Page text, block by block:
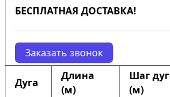
БЕСПЛАТНАЯ ДОСТАВКА!
Заказать звонок
Дуга
Длина
(м)
Шаг дуг
(м)